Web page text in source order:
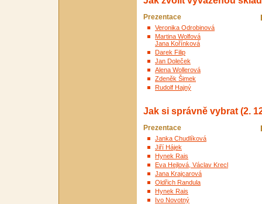
Prezentace
Veronika Odrobinová
Martina Wolfová
Jana Kořínková
Darek Filip
Jan Doleček
Alena Wollerová
Zdeněk Šimek
Rudolf Hajný
Jak si správně vybrat (2.
Prezentace
Janka Chudlíková
Jiří Hájek
Hynek Rais
Eva Hejlová, Václav Krecl
Jana Krajcarová
Oldřich Randula
Hynek Rais
Ivo Novotný